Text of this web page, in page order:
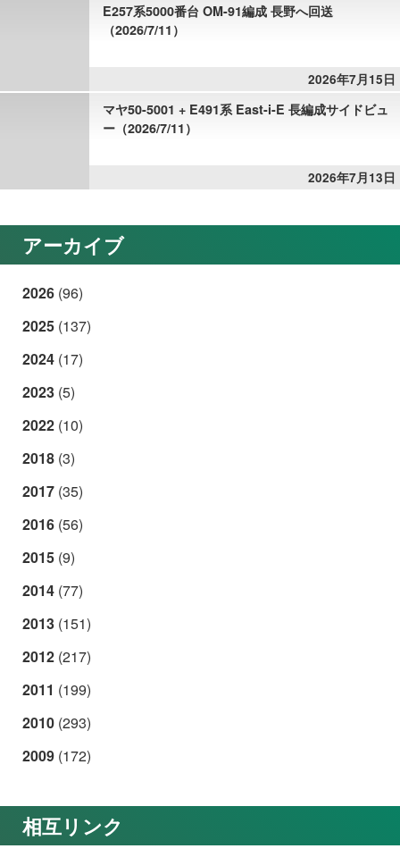
E257系5000番台 OM-91編成 長野へ回送
（2026/7/11）
2026年7月15日
マヤ50-5001 + E491系 East-i-E 長編成サイドビュ
ー（2026/7/11）
2026年7月13日
アーカイブ
2026 (96)
2025 (137)
2024 (17)
2023 (5)
2022 (10)
2018 (3)
2017 (35)
2016 (56)
2015 (9)
2014 (77)
2013 (151)
2012 (217)
2011 (199)
2010 (293)
2009 (172)
相互リンク